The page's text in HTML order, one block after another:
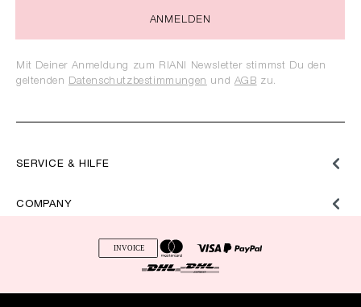
SERVICE & HILFE
COMPANY
ANMELDEN
Mit Deiner Anmeldung zum RIANI Newsletter stimmst Du den
geltenden Datenschutzbestimmungen und AGB zu.